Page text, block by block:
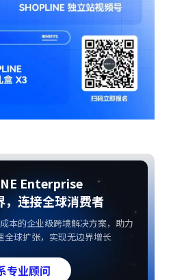
Enterprise
，连接全球消费者
本的企业级跨境解决方案，助力
全球扩张，实现无边界增长
专业顾问